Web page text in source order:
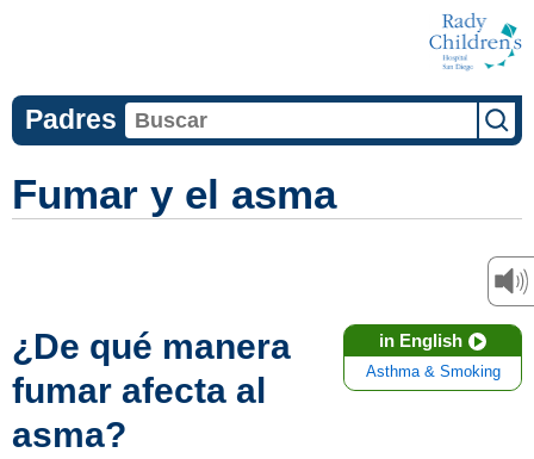
Padres
Fumar y el asma
in English
Asthma & Smoking
¿De qué manera
fumar afecta al
asma?